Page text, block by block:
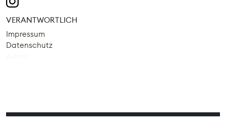
VERANTWORTLICH
Impressum
Datenschutz